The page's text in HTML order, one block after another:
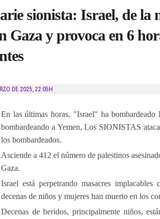
sionista: Israel, de la
Gaza y provoca en 6
DE 2025, 22:05H
En las últimas horas, "Israel" ha
bombardeando a Yemen, Los SIONISTAS
los bombardeados.
Asciende a 412 el número de palestinos
Gaza.
Israel está perpetrando masacres
decenas de niños y mujeres han muerto en los
Decenas de heridos, principalmente niños,